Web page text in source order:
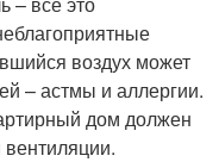
воздух может
– астмы и аллергии.
дом должен